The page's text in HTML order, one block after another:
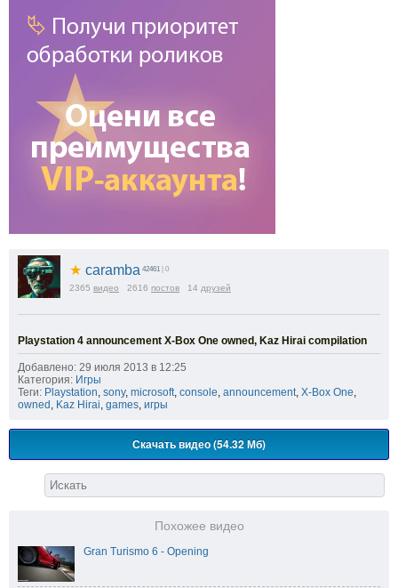
★ caramba 42461 | 0
2365 видео 2616 постов 14 друзей
Playstation 4 announcement X-Box One owned, Kaz Hirai compilation
Добавлено: 29 июля 2013 в 12:25
Категория: Игры
Теги: Playstation, sony, microsoft, console, announcement, X-Box One,
owned , Kaz Hirai, games, игры
Скачать видео (54.32 Мб)
Похожее видео
Gran Turismo 6 - Opening